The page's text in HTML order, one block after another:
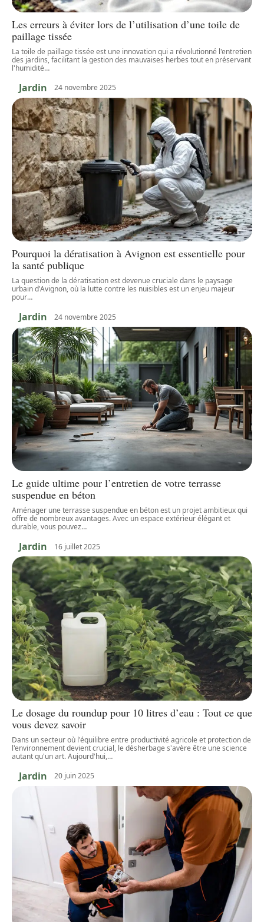
Les erreurs à éviter lors de l’utilisation d’une toile de
paillage tissée
La toile de paillage tissée est une innovation qui a révolutionné l'entretien
des jardins, facilitant la gestion des mauvaises herbes tout en préservant
l'humidité…
Jardin 24 novembre 2025
Pourquoi la dératisation à Avignon est essentielle pour
la santé publique
La question de la dératisation est devenue cruciale dans le paysage
urbain d'Avignon, où la lutte contre les nuisibles est un enjeu majeur
pour…
Jardin 24 novembre 2025
Le guide ultime pour l’entretien de votre terrasse
suspendue en béton
Aménager une terrasse suspendue en béton est un projet ambitieux qui
offre de nombreux avantages. Avec un espace extérieur élégant et
durable, vous pouvez…
Jardin 16 juillet 2025
Le dosage du roundup pour 10 litres d’eau : Tout ce que
vous devez savoir
Dans un secteur où l'équilibre entre productivité agricole et protection de
l'environnement devient crucial, le désherbage s'avère être une science
autant qu'un art. Aujourd'hui,…
Jardin 20 juin 2025